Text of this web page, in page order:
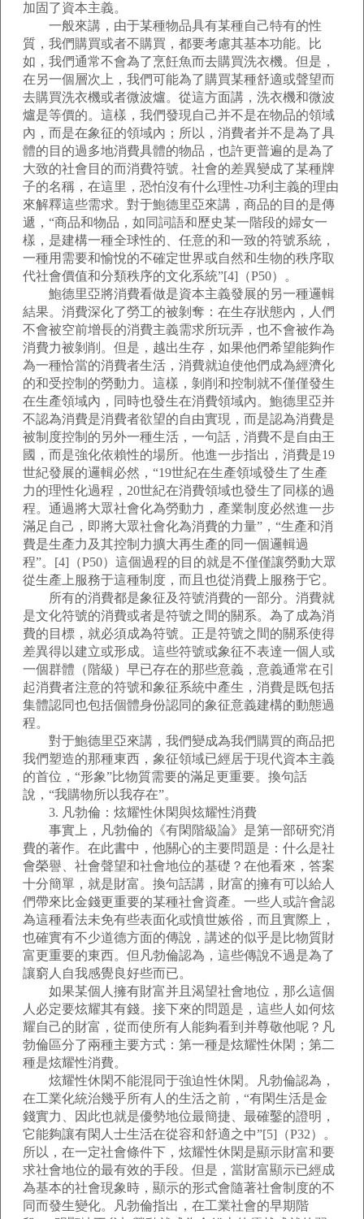
加固了資本主義。
一般來講，由于某種物品具有某種自己特有的性
質，我們購買或者不購買，都要考慮其基本功能。比
如，我們通常不會為了烹飪魚而去購買洗衣機。但是，
在另一個層次上，我們可能為了購買某種舒適或聲望而
去購買洗衣機或者微波爐。從這方面講，洗衣機和微波
爐是等價的。這樣，我們發現自己并不是在物品的領域
內，而是在象征的領域內；所以，消費者并不是為了具
體的目的過多地消費具體的物品，也許更普遍的是為了
大致的社會目的而消費符號。社會的差異變成了某種牌
子的名稱，在這里，恐怕沒有什么理性-功利主義的理由
來解釋這些需求。對于鮑德里亞來講，商品的目的是傳
遞，“商品和物品，如同詞語和歷史某一階段的婦女一
樣，是建構一種全球性的、任意的和一致的符號系統，
一種用需要和愉悅的不確定世界或自然和生物的秩序取
代社會價值和分類秩序的文化系統”[4]（P50）。
鮑德里亞將消費看做是資本主義發展的另一種邏輯
結果。消費深化了勞工的被剝奪：在生存狀態內，人們
不會被空前增長的消費主義需求所玩弄，也不會被作為
消費力被剝削。但是，越出生存，如果他們希望能夠作
為一種恰當的消費者生活，消費就迫使他們成為經濟化
的和受控制的勞動力。這樣，剝削和控制就不僅僅發生
在生產領域內，同時也發生在消費領域內。鮑德里亞并
不認為消費是消費者欲望的自由實現，而是認為消費是
被制度控制的另外一種生活，一句話，消費不是自由王
國，而是強化依賴性的場所。他進一步指出，消費是19
世紀發展的邏輯必然，“19世紀在生產領域發生了生產
力的理性化過程，20世紀在消費領域也發生了同樣的過
程。通過將大眾社會化為勞動力，產業制度必然進一步
滿足自己，即將大眾社會化為消費的力量”，“生產和消
費是生產力及其控制力擴大再生產的同一個邏輯過
程”。[4]（P50）這個過程的目的就是不僅僅讓勞動大眾
從生產上服務于這種制度，而且也從消費上服務于它。
所有的消費都是象征及符號消費的一部分。消費就
是文化符號的消費或者是符號之間的關系。為了成為消
費的目標，就必須成為符號。正是符號之間的關系使得
差異得以建立或形成。這些符號或象征不表達一個人或
一個群體（階級）早已存在的那些意義，意義通常在引
起消費者注意的符號和象征系統中產生，消費是既包括
集體認同也包括個體身份認同的象征意義建構的動態過
程。
對于鮑德里亞來講，我們變成為我們購買的商品把
我們塑造的那種東西，象征領域已經居于現代資本主義
的首位，“形象”比物質需要的滿足更重要。換句話
說，“我購物所以我存在”。
3. 凡勃倫：炫耀性休閑與炫耀性消費
事實上，凡勃倫的《有閑階級論》是第一部研究消
費的著作。在此書中，他關心的主要問題是：什么是社
會榮譽、社會聲望和社會地位的基礎？在他看來，答案
十分簡單，就是財富。換句話講，財富的擁有可以給人
們帶來比金錢更重要的某種社會資產。一些人或許會認
為這種看法未免有些表面化或憤世嫉俗，而且實際上，
也確實有不少道德方面的傳說，講述的似乎是比物質財
富更重要的東西。但凡勃倫認為，這些傳說不過是為了
讓窮人自我感覺良好些而已。
如果某個人擁有財富并且渴望社會地位，那么這個
人必定要炫耀其有錢。接下來的問題是，這些人如何炫
耀自己的財富，從而使所有人能夠看到并尊敬他呢？凡
勃倫區分了兩種主要方式：第一種是炫耀性休閑；第二
種是炫耀性消費。
炫耀性休閑不能混同于強迫性休閑。凡勃倫認為，
在工業化統治幾乎所有人的生活之前，“有閑生活是金
錢實力、因此也就是優勢地位最簡捷、最確鑿的證明，
它能夠讓有閑人士生活在從容和舒適之中”[5]（P32）。
所以，在一定社會條件下，炫耀性休閑是顯示財富和要
求社會地位的最有效的手段。但是，當財富顯示已經成
為基本的社會現象時，顯示的形式會隨著社會制度的不
同而發生變化。凡勃倫指出，在工業社會的早期階